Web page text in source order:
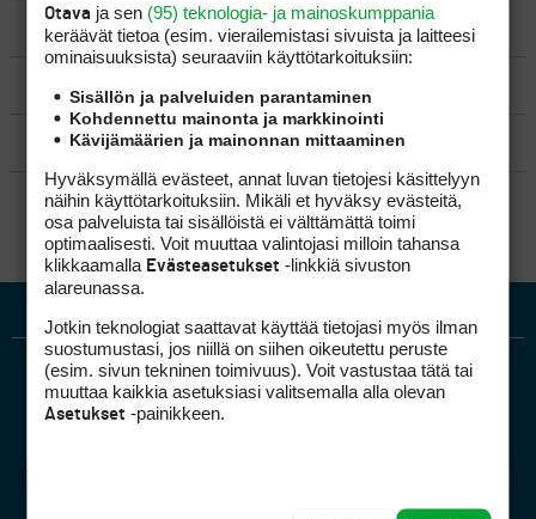
VÄLINEET
MATKAILU
KILPAGOLF & HARJOITTELU
SÄÄNNÖT
Otava ja sen (95) teknologia- ja mainoskumppania
keräävät tietoa (esim. vierailemis­tasi sivuista ja laitteesi
ominaisuuk­sista) seuraaviin käyttötarkoituksiin:
Sisällön ja palveluiden parantaminen
Kohdennettu mainonta ja markkinointi
Kävijämäärien ja mainonnan mittaaminen
Hyväksymällä evästeet, annat luvan tietojesi käsittelyyn
näihin käyttötarkoituksiin. Mikäli et hyväksy evästeitä,
osa palveluista tai sisällöistä ei välttämättä toimi
optimaalisesti. Voit muuttaa valintojasi milloin tahansa
klikkaamalla Evästeasetukset -linkkiä sivuston
alareunassa.
Jotkin teknologiat saattavat käyttää tietojasi myös ilman
suostumustasi, jos niillä on siihen oikeutettu peruste
(esim. sivun tekninen toimivuus). Voit vastustaa tätä tai
muuttaa kaikkia asetuksiasi valitsemalla alla olevan
Asetukset -painikkeen.